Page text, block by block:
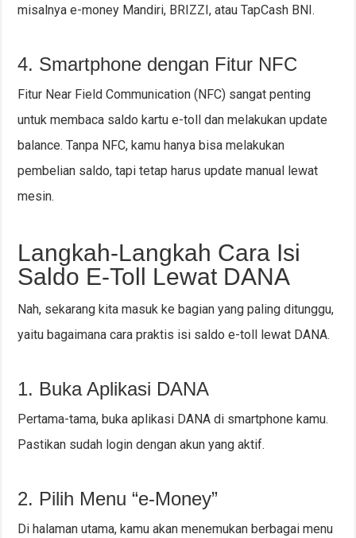
misalnya e-money Mandiri, BRIZZI, atau TapCash BNI.
4. Smartphone dengan Fitur NFC
Fitur Near Field Communication (NFC) sangat penting
untuk membaca saldo kartu e-toll dan melakukan update
balance. Tanpa NFC, kamu hanya bisa melakukan
pembelian saldo, tapi tetap harus update manual lewat
mesin.
Langkah-Langkah Cara Isi
Saldo E-Toll Lewat DANA
Nah, sekarang kita masuk ke bagian yang paling ditunggu,
yaitu bagaimana cara praktis isi saldo e-toll lewat DANA.
1. Buka Aplikasi DANA
Pertama-tama, buka aplikasi DANA di smartphone kamu.
Pastikan sudah login dengan akun yang aktif.
2. Pilih Menu “e-Money”
Di halaman utama, kamu akan menemukan berbagai menu